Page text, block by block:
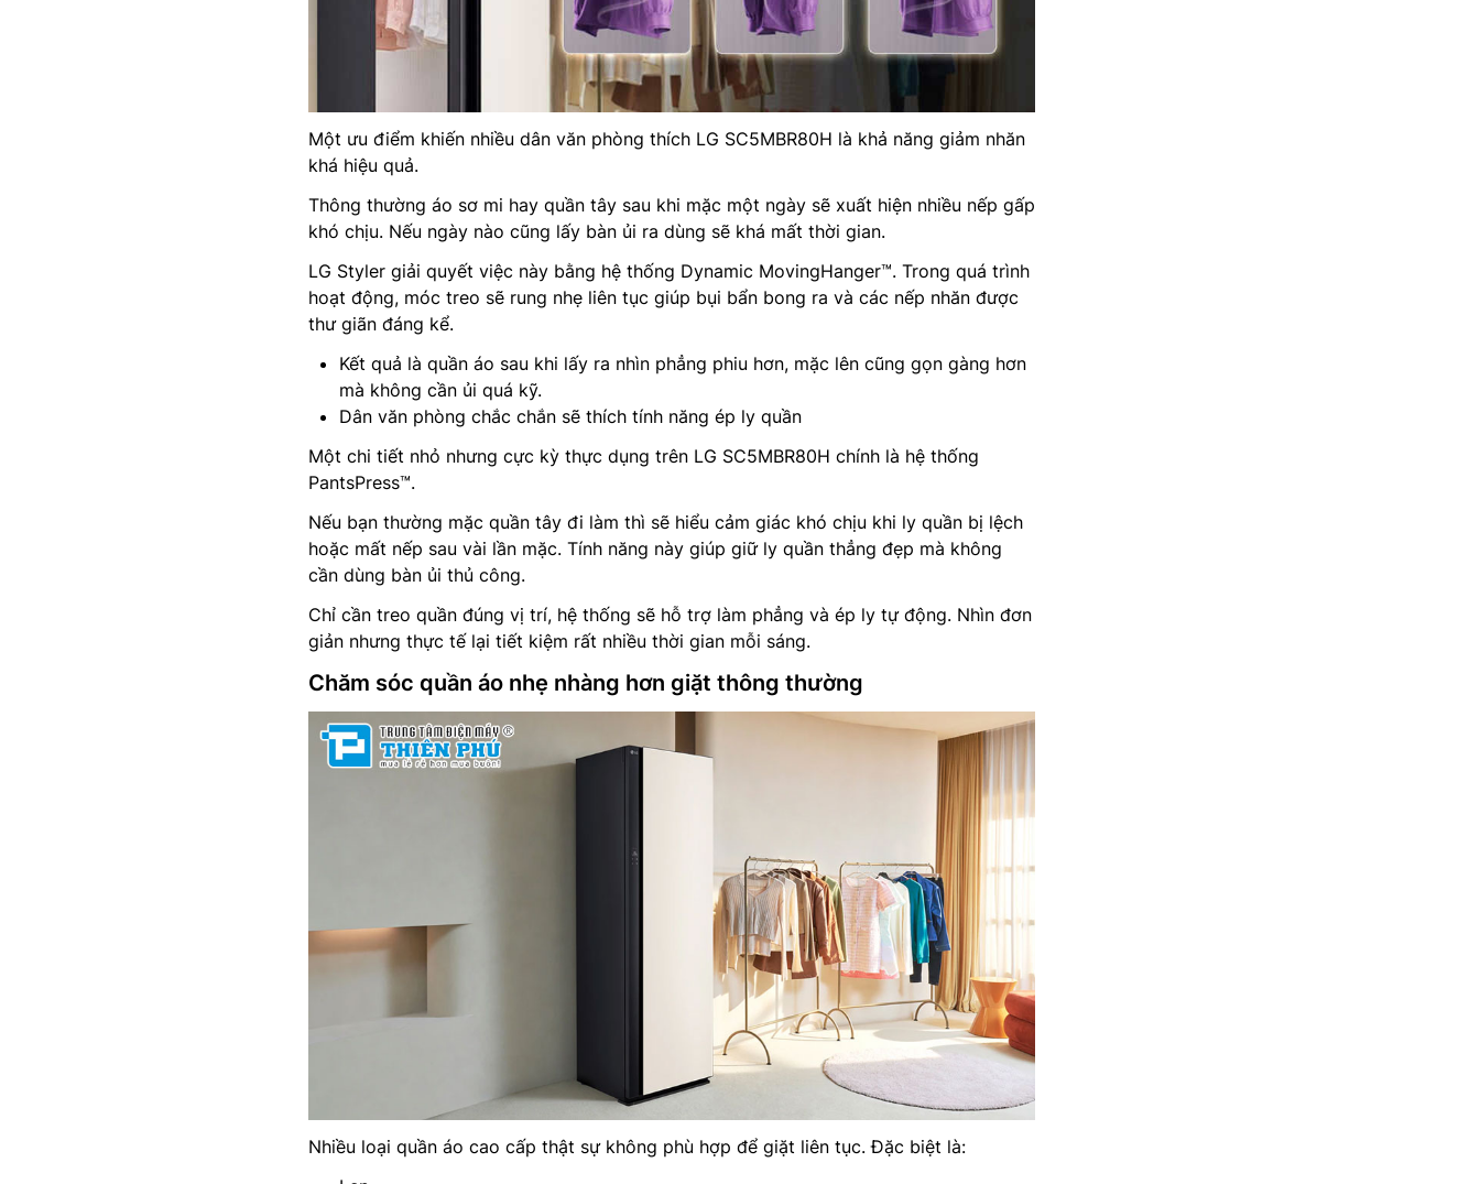
Một ưu điểm khiến nhiều dân văn phòng thích LG SC5MBR80H là khả năng giảm nhăn
khá hiệu quả.
Thông thường áo sơ mi hay quần tây sau khi mặc một ngày sẽ xuất hiện nhiều nếp gấp
khó chịu. Nếu ngày nào cũng lấy bàn ủi ra dùng sẽ khá mất thời gian.
LG Styler giải quyết việc này bằng hệ thống Dynamic MovingHanger™. Trong quá trình
hoạt động, móc treo sẽ rung nhẹ liên tục giúp bụi bẩn bong ra và các nếp nhăn được
thư giãn đáng kể.
Kết quả là quần áo sau khi lấy ra nhìn phẳng phiu hơn, mặc lên cũng gọn gàng hơn
mà không cần ủi quá kỹ.
Dân văn phòng chắc chắn sẽ thích tính năng ép ly quần
Một chi tiết nhỏ nhưng cực kỳ thực dụng trên LG SC5MBR80H chính là hệ thống
PantsPress™.
Nếu bạn thường mặc quần tây đi làm thì sẽ hiểu cảm giác khó chịu khi ly quần bị lệch
hoặc mất nếp sau vài lần mặc. Tính năng này giúp giữ ly quần thẳng đẹp mà không
cần dùng bàn ủi thủ công.
Chỉ cần treo quần đúng vị trí, hệ thống sẽ hỗ trợ làm phẳng và ép ly tự động. Nhìn đơn
giản nhưng thực tế lại tiết kiệm rất nhiều thời gian mỗi sáng.
Chăm sóc quần áo nhẹ nhàng hơn giặt thông thường
Nhiều loại quần áo cao cấp thật sự không phù hợp để giặt liên tục. Đặc biệt là: